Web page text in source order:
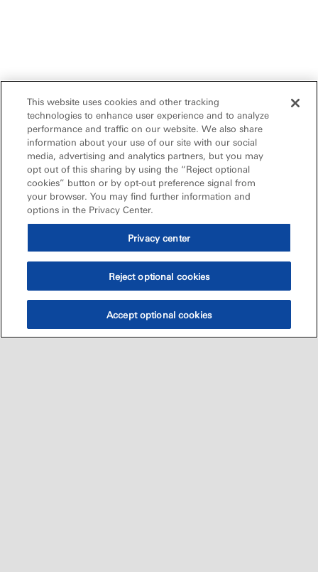
This website uses cookies and other tracking
technologies to enhance user experience and to analyze
performance and traffic on our website. We also share
information about your use of our site with our social
media, advertising and analytics partners, but you may
opt out of this sharing by using the “Reject optional
cookies” button or by opt-out preference signal from
your browser. You may find further information and
options in the Privacy Center.
Privacy center
Reject optional cookies
Accept optional cookies